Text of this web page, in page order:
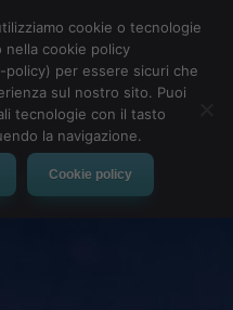
come
cookie o tecnologie
nella cookie policy
per essere sicuri che
sul nostro sito. Puoi
tecnologie con il tasto
la navigazione.
Cookie policy